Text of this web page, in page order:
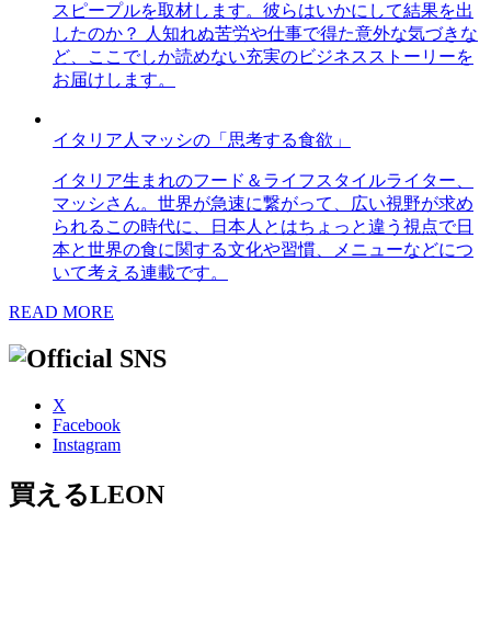
スピープルを取材します。彼らはいかにして結果を出
したのか？ 人知れぬ苦労や仕事で得た意外な気づきな
ど、ここでしか読めない充実のビジネスストーリーを
お届けします。
イタリア人マッシの「思考する食欲」
イタリア生まれのフード＆ライフスタイルライター、
マッシさん。世界が急速に繋がって、広い視野が求め
られるこの時代に、日本人とはちょっと違う視点で日
本と世界の食に関する文化や習慣、メニューなどにつ
いて考える連載です。
READ MORE
X
Facebook
Instagram
買えるLEON